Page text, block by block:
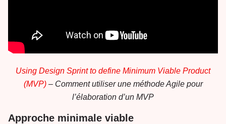
Using Design Sprint to define Minimum Viable Product
(MVP)– Comment utiliser une méthode Agile pour
l’élaboration d’un MVP
Approche minimale viable